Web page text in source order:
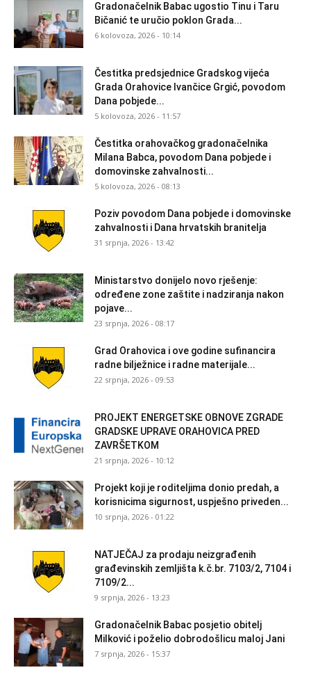
Gradonačelnik Babac ugostio Tinu i Taru
Bičanić te uručio poklon Grada...
6 kolovoza, 2026 - 10:14
Čestitka predsjednice Gradskog vijeća
Grada Orahovice Ivančice Grgić, povodom
Dana pobjede...
5 kolovoza, 2026 - 11:57
Čestitka orahovačkog gradonačelnika
Milana Babca, povodom Dana pobjede i
domovinske zahvalnosti...
5 kolovoza, 2026 - 08:13
Poziv povodom Dana pobjede i domovinske
zahvalnosti i Dana hrvatskih branitelja
31 srpnja, 2026 - 13:42
Ministarstvo donijelo novo rješenje:
određene zone zaštite i nadziranja nakon
pojave...
23 srpnja, 2026 - 08:17
Grad Orahovica i ove godine sufinancira
radne bilježnice i radne materijale...
22 srpnja, 2026 - 09:53
PROJEKT ENERGETSKE OBNOVE ZGRADE
GRADSKE UPRAVE ORAHOVICA PRED
ZAVRŠETKOM
21 srpnja, 2026 - 10:12
Projekt koji je roditeljima donio predah, a
korisnicima sigurnost, uspješno priveden...
10 srpnja, 2026 - 01:22
NATJEČAJ za prodaju neizgrađenih
građevinskih zemljišta k.č.br. 7103/2, 7104 i
7109/2...
9 srpnja, 2026 - 13:23
Gradonačelnik Babac posjetio obitelj
Milković i poželio dobrodošlicu maloj Jani
7 srpnja, 2026 - 15:37